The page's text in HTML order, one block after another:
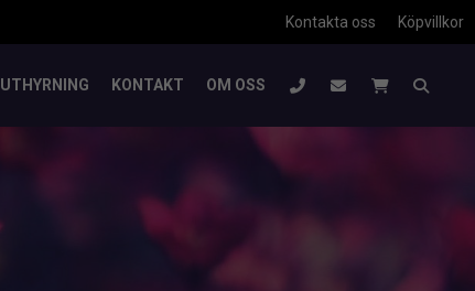
Köpvillkor
Kontakta oss
UTHYRNING KONTAKT OM OSS